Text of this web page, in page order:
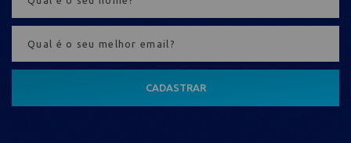
CADASTRAR